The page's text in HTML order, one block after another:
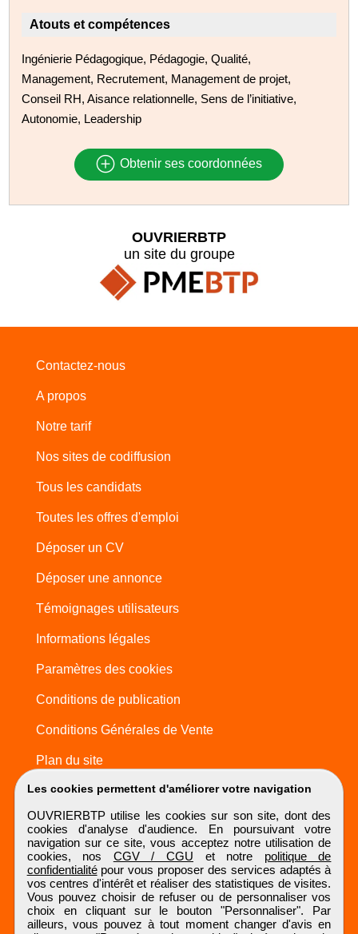
Atouts et compétences
Ingénierie Pédagogique, Pédagogie, Qualité,
Management, Recrutement, Management de projet,
Conseil RH, Aisance relationnelle, Sens de l’initiative,
Autonomie, Leadership
Obtenir ses coordonnées
Les cookies permettent d'améliorer votre navigation
OUVRIERBTP utilise les cookies sur son site, dont des
cookies d'analyse d'audience. En poursuivant votre
navigation sur ce site, vous acceptez notre utilisation de
cookies, nos CGV / CGU et notre politique de
confidentialitépour vous proposer des services adaptés à
vos centres d'intérêt et réaliser des statistiques de visites.
Vous pouvez choisir de refuser ou de personnaliser vos
choix en cliquant sur le bouton "Personnaliser". Par
ailleurs, vous pouvez à tout moment changer d'avis en
OUVRIERBTP
un site du groupe
Contactez-nous
A propos
Notre tarif
Nos sites de codiffusion
Tous les candidats
Toutes les offres d'emploi
Déposer un CV
Déposer une annonce
Témoignages utilisateurs
Informations légales
Paramètres des cookies
Conditions de publication
Conditions Générales de Vente
Plan du site